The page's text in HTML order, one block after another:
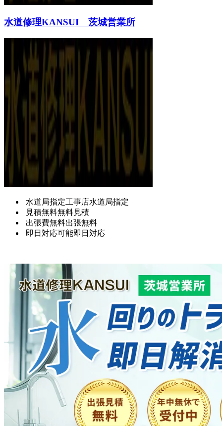
水道修理KANSUI 茨城営業所
水道局指定工事店水道局指定
見積無料無料見積
出張費無料出張無料
即日対応可能即日対応